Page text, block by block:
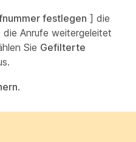
festlegen ] die
die Anrufe weitergeleitet
Sie Gefilterte
.